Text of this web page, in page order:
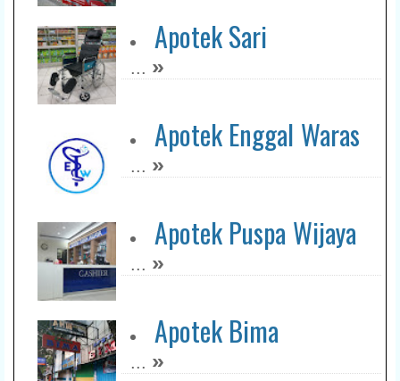
Apotek Sari
... »
Apotek Enggal Waras
... »
Apotek Puspa Wijaya
... »
Apotek Bima
... »